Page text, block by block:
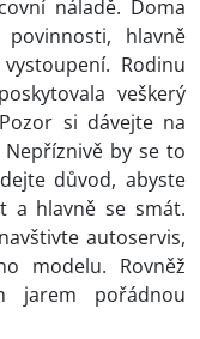
náladě. Doma
hlavně
Rodinu
veškerý
si dávejte na
by se to
důvod, abyste
a hlavně se smát.
autoservis,
modelu. Rovněž
jarem pořádnou